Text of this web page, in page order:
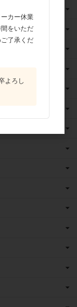
カー休業
をいただ
了承くだ
よろし